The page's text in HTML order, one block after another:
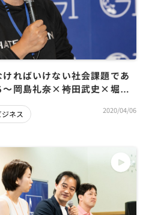
ければいけない社会課題であ
～岡島礼奈×袴田武史×堀江
ネス 2020/04/06